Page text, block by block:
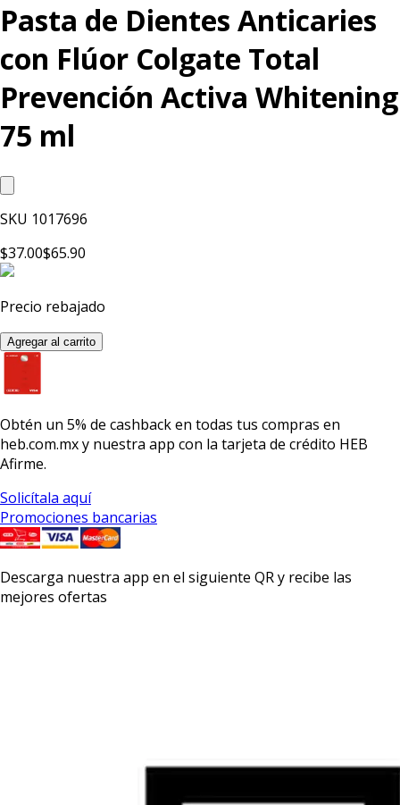
Pasta de Dientes Anticaries
con Flúor Colgate Total
Prevención Activa Whitening
75 ml
SKU 1017696
$37.00$65.90
Precio rebajado
Agregar al carrito
Obtén un 5% de cashbacken todas tus compras en
heb.com.mx y nuestra app con la tarjeta de crédito HEB
Afirme.
Solicítala aquí
Promociones bancarias
Descarga nuestra app en el siguiente QR y recibe las
mejores ofertas